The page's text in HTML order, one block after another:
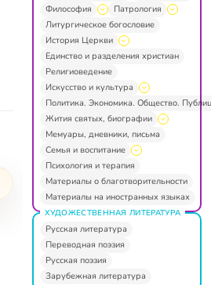
Философия
Патрология
Литургическое богословие
История Церкви
Единство и разделения христиан
Религиоведение
Искусство и культура
Политика. Экономика. Общество.
Жития святых, биографии
Мемуары, дневники, письма
Семья и воспитание
Психология и терапия
Материалы о благотворительности
Материалы на иностранных языках
ХУДОЖЕСТВЕННАЯ ЛИТЕРАТУРА
Русская литература
Переводная поэзия
Русская поэзия
Зарубежная литература